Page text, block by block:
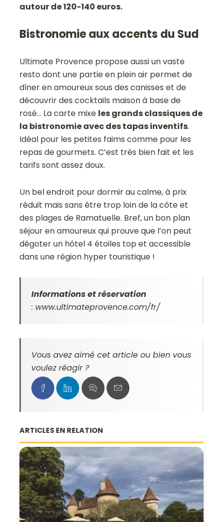
autour de 120-140 euros.
Bistronomie aux accents du Sud
Ultimate Provence propose aussi un vaste
resto dont une partie en plein air permet de
dîner en amoureux sous des canisses et de
découvrir des cocktails maison à base de
rosé… La carte mixe les grands classiques de
la bistronomie avec des tapas inventifs.
Idéal pour les petites faims comme pour les
repas de gourmets. C’est très bien fait et les
tarifs sont assez doux.
Un bel endroit pour dormir au calme, à prix
réduit mais sans être trop loin de la côte et
des plages de Ramatuelle. Bref, un bon plan
séjour en amoureux qui prouve que l’on peut
dégoter un hôtel 4 étoiles top et accessible
dans une région hyper touristique !
Informations et réservation
: www.ultimateprovence.com/fr/
Vous avez aimé cet article ou bien vous
voulez réagir ?
ARTICLES EN RELATION